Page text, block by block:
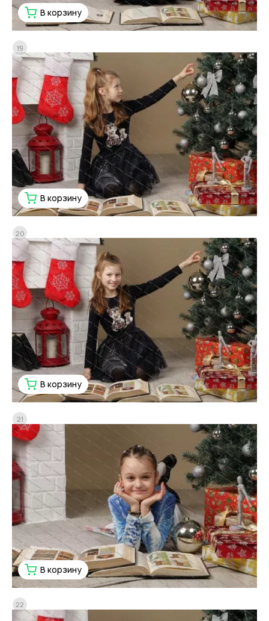
В корзину
В корзину
19
В корзину
20
В корзину
21
22